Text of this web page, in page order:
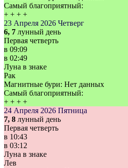
Самый благоприятный:
+ + + +
23 Апреля 2026 Четверг
6, 7 лунный день
Первая четверть
в 09:09
в 02:49
Луна в знаке
Рак
Магнитные бури: Нет данных
Самый благоприятный:
+ + + +
24 Апреля 2026 Пятница
7, 8 лунный день
Первая четверть
в 10:43
в 03:12
Луна в знаке
Лев